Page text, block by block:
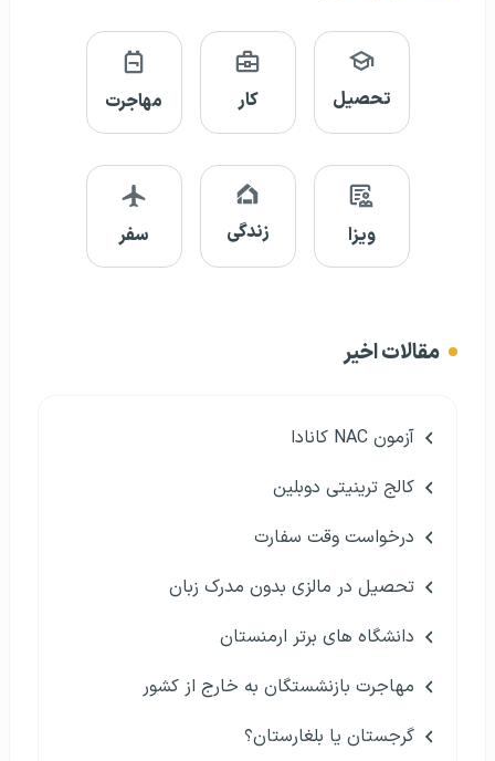
تحصیل کار مهاجرت
ویزا زندگی سفر
مقالات اخیر
آزمون NAC کانادا
کالج ترینیتی دوبلین
درخواست وقت سفارت
تحصیل در مالزی بدون مدرک زبان
دانشگاه های برتر ارمنستان
مهاجرت بازنشستگان به خارج از کشور
گرجستان یا بلغارستان؟